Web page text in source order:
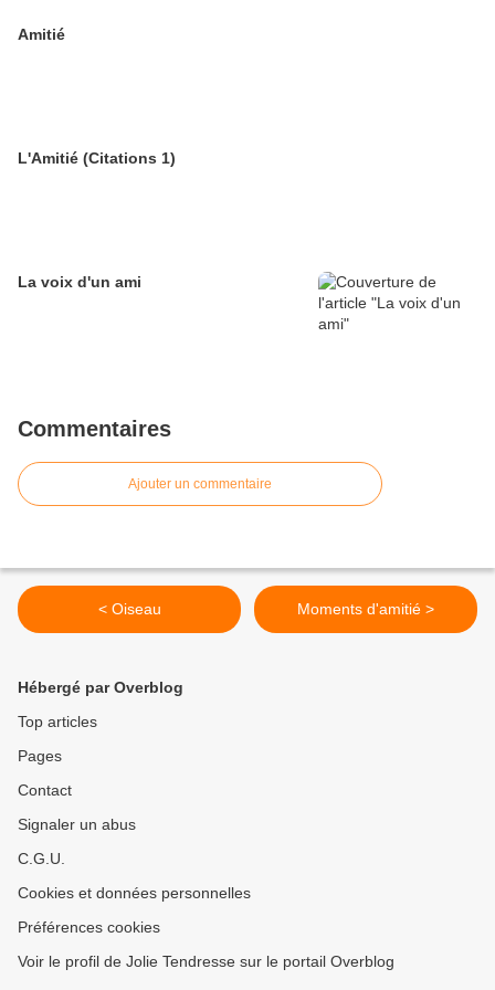
Amitié
L'Amitié (Citations 1)
La voix d'un ami
Commentaires
Ajouter un commentaire
< Oiseau Moments d'amitié >
Hébergé par Overblog
Top articles
Pages
Contact
Signaler un abus
C.G.U.
Cookies et données personnelles
Préférences cookies
Voir le profil de Jolie Tendresse sur le portail Overblog